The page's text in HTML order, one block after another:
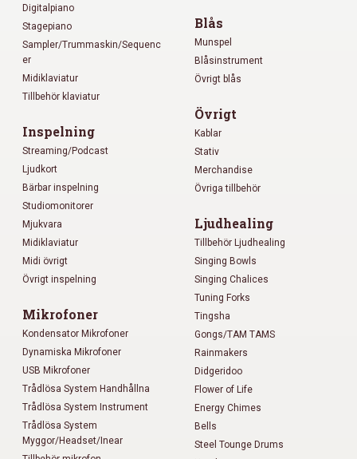
Digitalpiano
Stagepiano
Sampler/Trummaskin/Sequenc
er
Midiklaviatur
Tillbehör klaviatur
Inspelning
Streaming/Podcast
Ljudkort
Bärbar inspelning
Studiomonitorer
Mjukvara
Midiklaviatur
Midi övrigt
Övrigt inspelning
Mikrofoner
Kondensator Mikrofoner
Dynamiska Mikrofoner
USB Mikrofoner
Trådlösa System Handhållna
Trådlösa System Instrument
Trådlösa System
Myggor/Headset/Inear
Blås
Munspel
Blåsinstrument
Övrigt blås
Övrigt
Kablar
Stativ
Merchandise
Övriga tillbehör
Ljudhealing
Tillbehör Ljudhealing
Singing Bowls
Singing Chalices
Tuning Forks
Tingsha
Gongs/TAM TAMS
Rainmakers
Didgeridoo
Flower of Life
Energy Chimes
Bells
Steel Tounge Drums